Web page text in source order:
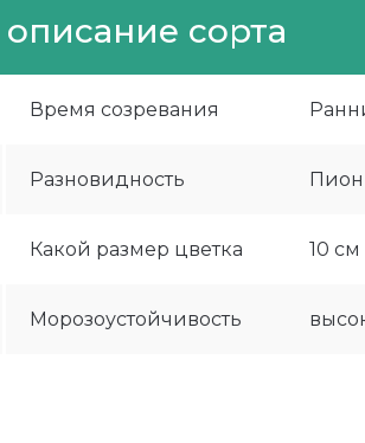
сорта
Время созревания
Разновидность Пион
Какой размер цветка 10 см
Морозоустойчивость